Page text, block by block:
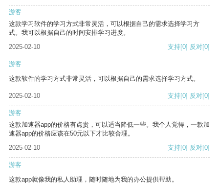
游客
这款学习软件的学习方式非常灵活，可以根据自己的需求选择学习方
式。我可以根据自己的时间安排学习进度。
2025-02-10
支持[0] 反对[0]
游客
这款软件的学习方式非常灵活，可以根据自己的需求选择学习方式。
2025-02-10 支持[0] 反对[0]
游客
这款加速器app的价格有点贵，可以适当降低一些。我个人觉得，一款加
速器app的价格应该在50元以下才比较合理。
2025-02-10
支持[0] 反对[0]
游客
这款app就像我的私人助理，随时随地为我的办公提供帮助。